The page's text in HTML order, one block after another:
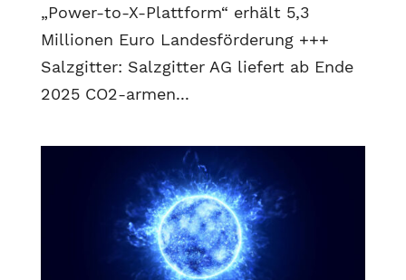
„Power-to-X-Plattform“ erhält 5,3
Millionen Euro Landesförderung +++
Salzgitter: Salzgitter AG liefert ab Ende
2025 CO2-armen...